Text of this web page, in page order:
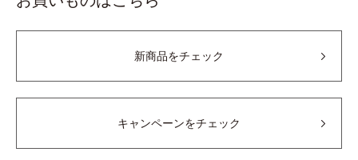
新商品をチェック
キャンペーンをチェック